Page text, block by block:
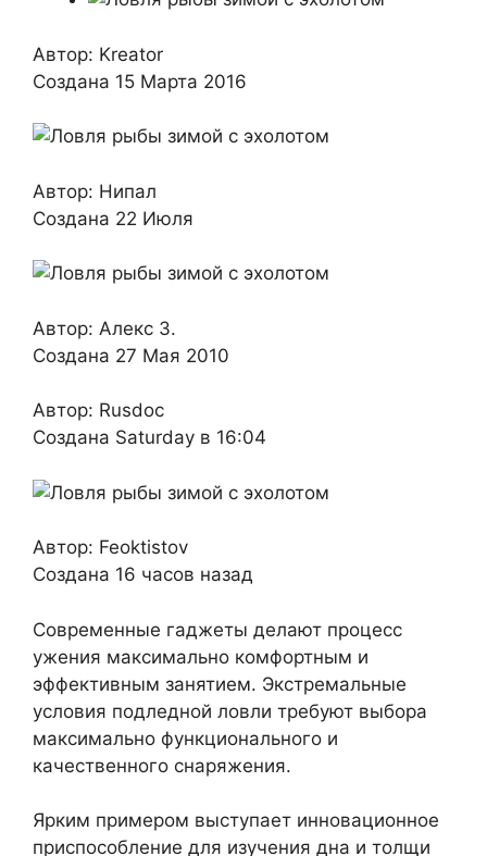
Автор: Kreator
Создана 15 Марта 2016
Автор: Нипал
Создана 22 Июля
Автор: Алекс З.
Создана 27 Мая 2010
Автор: Rusdoc
Создана Saturday в 16:04
Автор: Feoktistov
Создана 16 часов назад
Современные гаджеты делают процесс
ужения максимально комфортным и
эффективным занятием. Экстремальные
условия подледной ловли требуют выбора
максимально функционального и
качественного снаряжения.
Ярким примером выступает инновационное
приспособление для изучения дна и толщи